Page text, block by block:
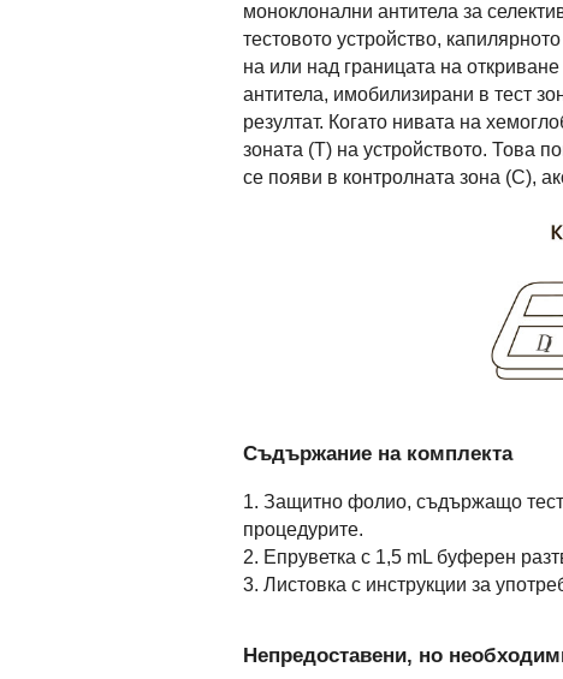
моноклонални антитела за
тестовото устройство,
на или над границата на
антитела, имобилизирани в тест
резултат. Когато нивата на
зоната (T) на устройството. Това
се появи в контролната зона (C),
Съдържание на комплекта
1. Защитно фолио, съдържащо тест
процедурите.
2. Епруветка с 1,5 mL буферен
3. Листовка с инструкции за
Непредоставени, но